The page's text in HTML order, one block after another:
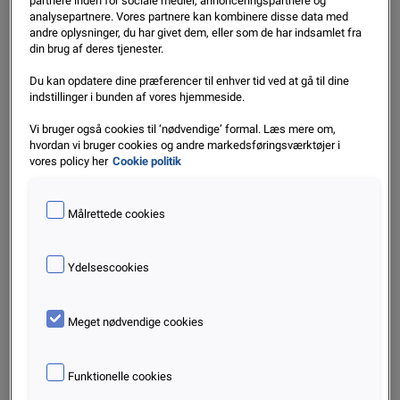
De fem kommuner i bunden er Nyborg, Vordingborg,
Guldborgsund, Bornholm og Fanø.
Flere iværksættere på landsplan
Ikke siden 2021 har der været flere danskere, der er blevet
iværksættere og har etableret et nyt selskab. I alt 30.517
selskaber så dagens lys i 2025, og det er næsten 21
efterslæb efter en række vanskelige år for iværksætteriet.
fremtid, fortæller Bo Rasmussen.
Nye selskaber dækker over alle virksomheder, der får et
analysepartnere. Vores partnere kan kombinere disse data med
andre oplysninger, du har givet dem, eller som de har indsamlet fra
din brug af deres tjenester.
Du kan opdatere dine præferencer til enhver tid ved at gå til dine
indstillinger i bunden af vores hjemmeside.
Vi bruger også cookies til ‘nødvendige’ formal. Læs mere om,
hvordan vi bruger cookies og andre markedsføringsværktøjer i
vores policy her Cookie politik
Målrettede cookies
Ydelsescookies
Meget nødvendige cookies
Funktionelle cookies